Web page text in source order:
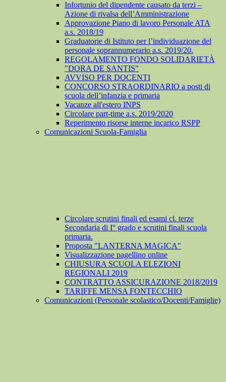
Infortunio del dipendente causato da terzi –
Azione di rivalsa dell’Amministrazione
Approvazione Piano di lavoro Personale ATA
a.s. 2018/19
Graduatorie di Istituto per l’individuazione del
personale soprannumerario a.s. 2019/20.
REGOLAMENTO FONDO SOLIDARIETÀ
"DORA DE SANTIS"
AVVISO PER DOCENTI
CONCORSO STRAORDINARIO a posti di
scuola dell’infanzia e primaria
Vacanze all'estero INPS
Circolare part-time a.s. 2019/2020
Reperimento risorse interne incarico RSPP
Comunicazioni Scuola-Famiglia
Circolare scrutini finali ed esami cl. terze
Secondaria di I° grado e scrutini finali scuola
primaria.
Proposta "LANTERNA MAGICA"
Visualizzazione pagellino online
CHIUSURA SCUOLA ELEZIONI
REGIONALI 2019
CONTRATTO ASSICURAZIONE 2018/2019
TARIFFE MENSA FONTECCHIO
Comunicazioni (Personale scolastico/Docenti/Famiglie)